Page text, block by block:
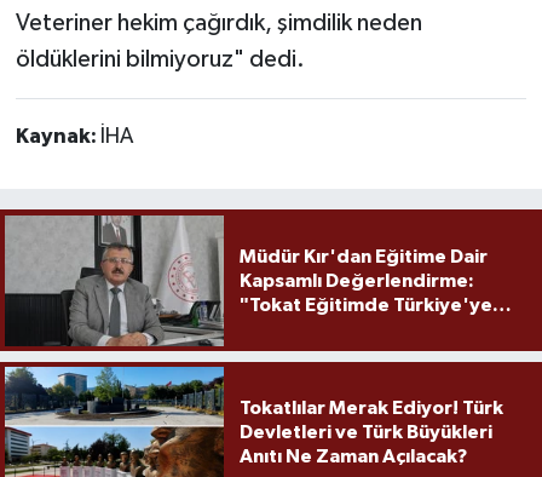
Veteriner hekim çağırdık, şimdilik neden
öldüklerini bilmiyoruz" dedi.
Kaynak: İHA
Müdür Kır'dan Eğitime Dair
Kapsamlı Değerlendirme:
"Tokat Eğitimde Türkiye'ye
Tokatlılar Merak Ediyor! Türk
Devletleri ve Türk Büyükleri
Anıtı Ne Zaman Açılacak?